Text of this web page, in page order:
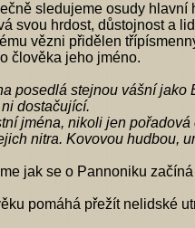
sledujeme osudy
svou hrdost, důstojnost a
vězni přidělen
člověka jeho jméno.
posedlá stejnou vášní
dostačující.
jména, nikoli jen
nitra. Kovovou hudbou,
jak se o Pannoniku
pomáhá přežít nelidské